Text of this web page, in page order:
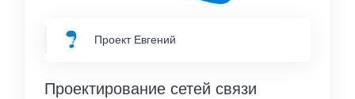
Проект Евгений
Проектирование сетей связи